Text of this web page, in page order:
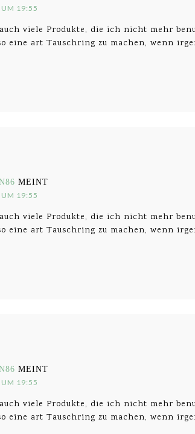
19:55
viele Produkte, die ich nicht mehr
eine art Tauschring zu machen, wenn
MEINT
19:55
viele Produkte, die ich nicht mehr
eine art Tauschring zu machen, wenn
MEINT
19:55
viele Produkte, die ich nicht mehr
eine art Tauschring zu machen, wenn